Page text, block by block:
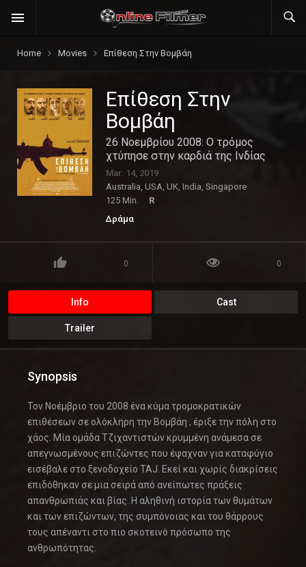
Home Movies Επίθεση Στην Βομβάη
Επίθεση Στην
Βομβάη
26 Νοεμβρίου 2008: Ο τρόμος
χτύπησε στην καρδιά της Ινδίας
Mar. 14, 2019
Australia, USA, UK, India, Singapore
125 Min.
R
Δράμα
0 0
Info Cast
Trailer
Synopsis
Τον Νοέμβριο του 2008 ένα κύμα τρομοκρατικών
επιθέσεων σε ολόκληρη την Βομβάη , έριξε την πόλη στο
χάος. Μία ομάδα Τζιχαντιστών κρυμμένη ανάμεσα σε
απεγνωσμένους επιζώντες που έψαχναν για καταφύγιο
εισέβαλε στο ξενοδοχείο TAJ. Εκεί και χωρίς διακρίσεις
επιδόθηκαν σε μια σειρά από ανείπωτες πράξεις
απανθρωπιάς και βίας. Η αληθινή ιστορία των θυμάτων
και των επιζώντων, της συμπόνοιας και του θάρρους
τους απέναντι στο πιο σκοτεινό πρόσωπο της
ανθρωπότητας.